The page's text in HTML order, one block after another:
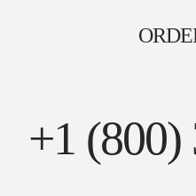
+1 (800)